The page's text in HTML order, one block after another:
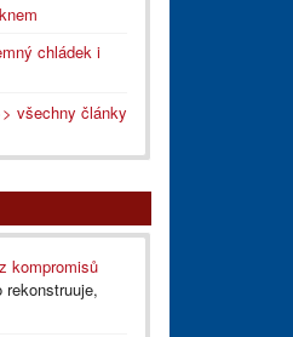
chládek i
všechny články
kompromisů